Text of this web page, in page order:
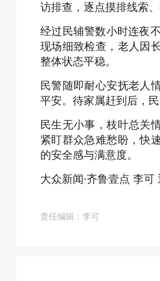
访排查，逐点摸排线索、
经过民辅警数小时连夜
现场细致检查，老人因
整体状态平稳。
民警随即耐心安抚老人
平安。待家属赶到后，
民生无小事，枝叶总关
紧盯群众急难愁盼，快
的安全感与满意度。
大众新闻·齐鲁壹点 李可
责任编辑：李可